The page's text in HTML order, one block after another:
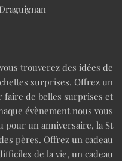
trouverez des idées de
surprises. Offrez un
faire de belles surprises et
évènement nous vous
pour un anniversaire, la St
pères. Offrez un cadeau
de la vie, un cadeau